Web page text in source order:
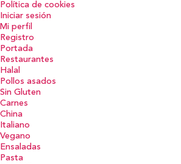
Política de cookies
Iniciar sesión
Mi perfil
Registro
Portada
Restaurantes
Halal
Pollos asados
Sin Gluten
Carnes
China
Italiano
Vegano
Ensaladas
Pasta